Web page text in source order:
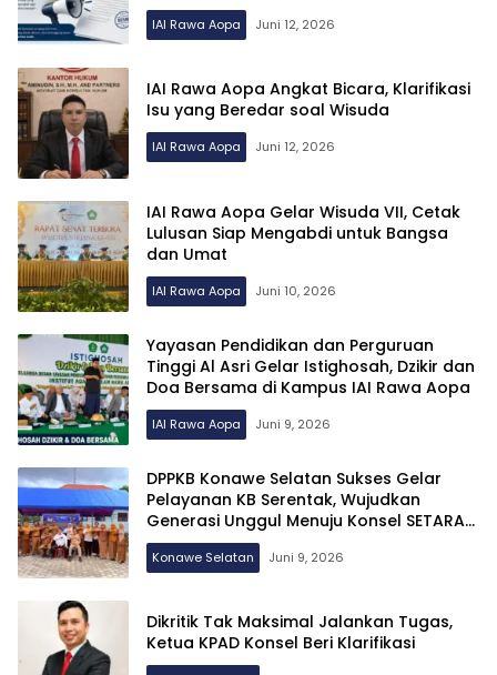
IAI Rawa Aopa Juni 12, 2026
IAI Rawa Aopa Angkat Bicara, Klarifikasi
Isu yang Beredar soal Wisuda
IAI Rawa Aopa Juni 12, 2026
IAI Rawa Aopa Gelar Wisuda VII, Cetak
Lulusan Siap Mengabdi untuk Bangsa
dan Umat
IAI Rawa Aopa Juni 10, 2026
Yayasan Pendidikan dan Perguruan
Tinggi Al Asri Gelar Istighosah, Dzikir dan
Doa Bersama di Kampus IAI Rawa Aopa
IAI Rawa Aopa Juni 9, 2026
DPPKB Konawe Selatan Sukses Gelar
Pelayanan KB Serentak, Wujudkan
Generasi Unggul Menuju Konsel SETARA
dan Indonesia Emas 2045
Konawe Selatan Juni 9, 2026
Dikritik Tak Maksimal Jalankan Tugas,
Ketua KPAD Konsel Beri Klarifikasi